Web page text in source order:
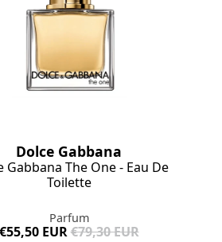
Dolce Gabbana
Gabbana The One - Eau De
Toilette
Parfum
€55,50 EUR€79,30 EUR